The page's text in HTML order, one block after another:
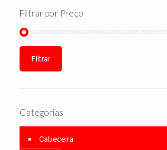
Filtrar por Preço
Filtrar
Categorias
Cabeceira